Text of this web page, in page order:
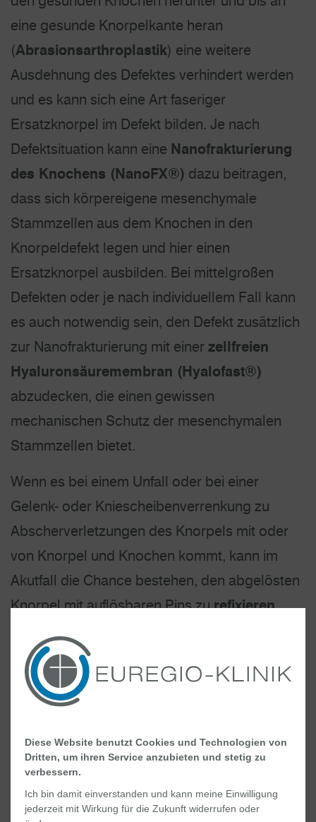
eine gesunde Knorpelkante heran
(Abrasionsarthroplastik) eine weitere
Ausdehnung des Defektes verhindert werden
und es kann sich eine Art faseriger
Ersatzknorpel im Defekt bilden. Je nach
Defektsituation kann eine Nanofrakturierung
des Knochens (NanoFX®) dazu beitragen,
dass sich körpereigene mesenchymale
Stammzellen aus dem Knochen in den
Knorpeldefekt legen und hier einen
Ersatzknorpel ausbilden. Bei mittelgroßen
Defekten oder je nach individuellem Fall kann
es auch notwendig sein, den Defekt zusätzlich
zur Nanofrakturierung mit einer zellfreien
Hyaluronsäuremembran (Hyalofast®)
abzudecken, die einen gewissen
mechanischen Schutz der mesenchymalen
Stammzellen bietet.
Wenn es bei einem Unfall oder bei einer
Gelenk- oder Kniescheibenverrenkung zu
Abscherverletzungen des Knorpels mit oder
von Knorpel und Knochen kommt, kann im
Akutfall die Chance bestehen, den abgelösten
Knorpel mit auflösbaren Pins zurefixieren.
nicht für eine Refixation eignen, besteht
manchmal die Möglichkeit, ihn mit einem
scharfen Messer zu vielen kleinen
von einem speziellen biologischen
Eiweißkleber in den Knorpeldefekt
zurückzubringen (Minced Cartilage). Durch
Diese Website benutzt Cookies und Technologien von
Dritten, um ihren Service anzubieten und stetig zu
verbessern.
Ich bin damit einverstanden und kann meine Einwilligung
jederzeit mit Wirkung für die Zukunft widerrufen oder